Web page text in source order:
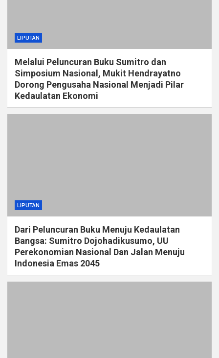
LIPUTAN
Melalui Peluncuran Buku Sumitro dan
Simposium Nasional, Mukit Hendrayatno
Dorong Pengusaha Nasional Menjadi Pilar
Kedaulatan Ekonomi
LIPUTAN
Dari Peluncuran Buku Menuju Kedaulatan
Bangsa: Sumitro Dojohadikusumo, UU
Perekonomian Nasional Dan Jalan Menuju
Indonesia Emas 2045